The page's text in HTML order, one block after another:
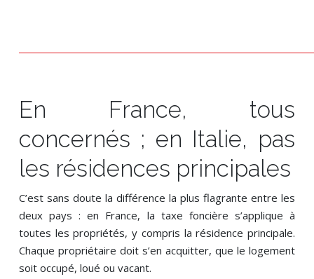
En France, tous
concernés ; en Italie, pas
les résidences principales
C’est sans doute la différence la plus flagrante entre les
deux pays : en France, la taxe foncière s’applique à
toutes les propriétés, y compris la résidence principale.
Chaque propriétaire doit s’en acquitter, que le logement
soit occupé, loué ou vacant.